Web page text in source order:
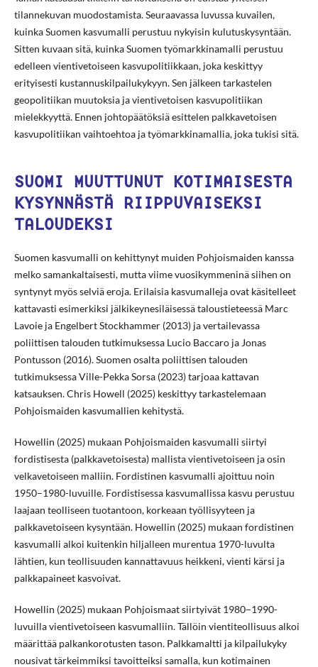
tilannekuvan muodostamista. Seuraavassa luvussa kuvailen,
kuinka Suomen kasvumalli perustuu nykyisin kulutuskysyntään.
Sitten kuvaan sitä, kuinka Suomen työmarkkinamalli perustuu
edelleen vientivetoiseen kasvupolitiikkaan, joka keskittyy
erityisesti kustannuskilpailukykyyn. Sen jälkeen tarkastelen
geopolitiikan muutoksia ja vientivetoisen kasvupolitiikan
mielekkyyttä. Ennen johtopäätöksiä esittelen palkkavetoisen
kasvupolitiikan vaihtoehtoa ja työmarkkinamallia, joka tukisi sitä.
SUOMI MUUTTUNUT KOTIMAISESTA
KYSYNNÄSTÄ RIIPPUVAISEKSI
TALOUDEKSI
Suomen kasvumalli on kehittynyt muiden Pohjoismaiden kanssa
melko samankaltaisesti, mutta viime vuosikymmeninä siihen on
syntynyt myös selviä eroja. Erilaisia kasvumalleja ovat käsitelleet
kattavasti esimerkiksi jälkikeynesiläisessä taloustieteessä Marc
Lavoie ja Engelbert Stockhammer (2013) ja vertailevassa
poliittisen talouden tutkimuksessa Lucio Baccaro ja Jonas
Pontusson (2016). Suomen osalta poliittisen talouden
tutkimuksessa Ville-Pekka Sorsa (2023) tarjoaa kattavan
katsauksen. Chris Howell (2025) keskittyy tarkastelemaan
Pohjoismaiden kasvumallien kehitystä.
Howellin (2025) mukaan Pohjoismaiden kasvumalli siirtyi
fordistisesta (palkkavetoisesta) mallista vientivetoiseen ja osin
velkavetoiseen malliin. Fordistinen kasvumalli ajoittuu noin
1950–1980-luvuille. Fordistisessa kasvumallissa kasvu perustuu
laajaan teolliseen tuotantoon, korkeaan työllisyyteen ja
palkkavetoiseen kysyntään. Howellin (2025) mukaan fordistinen
kasvumalli alkoi kuitenkin hiljalleen murentua 1970-luvulta
lähtien, kun teollisuuden kannattavuus heikkeni, vienti kärsi ja
palkkapaineet kasvoivat.
Howellin (2025) mukaan Pohjoismaat siirtyivät 1980–1990-
luvuilla vientivetoiseen kasvumalliin. Tällöin vientiteollisuus alkoi
määrittää palkankorotusten tason. Palkkamaltti ja kilpailukyky
nousivat tärkeimmiksi tavoitteiksi samalla, kun kotimainen